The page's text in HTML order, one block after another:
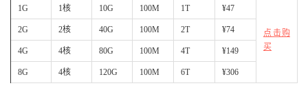
1G 1核 10G 100M 1T ¥47
点击购
买
2G 2核 40G 100M 2T ¥74
4G 4核 80G 100M 4T ¥149
8G 4核 120G 100M 6T ¥306